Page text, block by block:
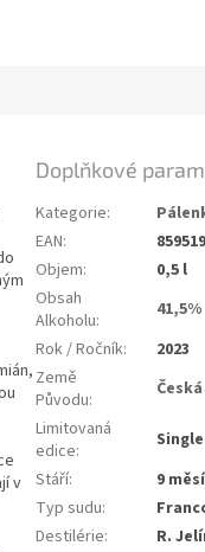
v
Doplňkové
Kategorie:
EAN:
Objem:
0,5 l
Obsah
Alkoholu:
41,5%
Rok / Ročník:
2023
Země
Původu:
Limitovaná
edice:
Stáří:
9
Typ sudu:
Destilérie:
R.